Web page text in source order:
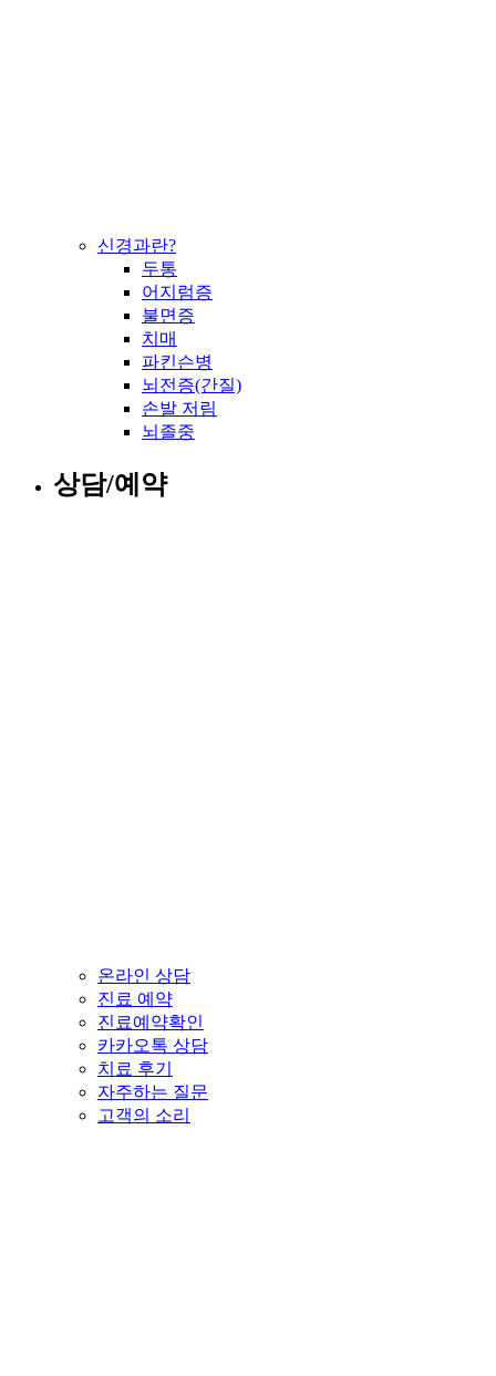
신경과란?
두통
어지럼증
불면증
치매
파킨슨병
뇌전증(간질)
손발 저림
뇌졸중
상담/예약
온라인 상담
진료 예약
진료예약확인
카카오톡 상담
치료 후기
자주하는 질문
고객의 소리